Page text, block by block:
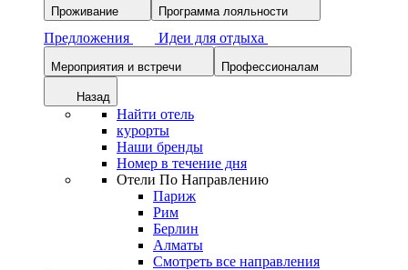
Проживание Программа лояльности
Предложения Идеи для отдыха
Мероприятия и встречи Профессионалам
Назад
Найти отель
курорты
Наши бренды
Номер в течение дня
Отели По Направлению
Париж
Рим
Берлин
Алматы
Смотреть все направления